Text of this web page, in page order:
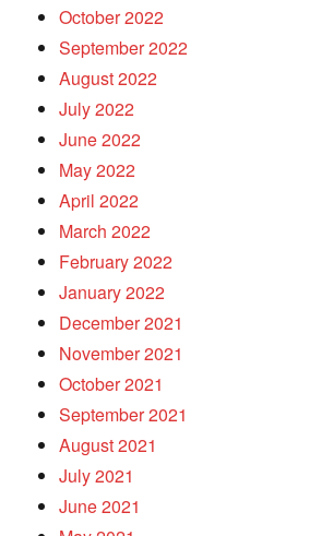
October 2022
September 2022
August 2022
July 2022
June 2022
May 2022
April 2022
March 2022
February 2022
January 2022
December 2021
November 2021
October 2021
September 2021
August 2021
July 2021
June 2021